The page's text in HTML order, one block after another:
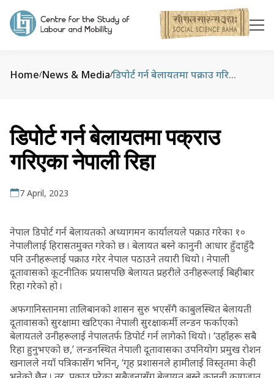
Home/News & Media/ डिपोर्ट गर्न बेलायतमा पक्राउ गरिएका नेपाली रिहा
डिपोर्ट गर्न बेलायतमा पक्राउ
गरिएका नेपाली रिहा
7 April, 2023
नेपाल डिपोर्ट गर्न बेलायतको अध्यागमन कार्यालयले पक्राउ गरेका १०
नेपालीलाई हिरासतमुक्त गरेको छ । बेलायत बस्ने कानुनी आधार हुँदाहुँदै
पनि उनीहरूलाई पक्राउ गरेर नेपाल पठाउने तयारी थियो । नेपाली
दूतावासको कूटनीतिक प्रयासपछि बेलायत प्रहरीले उनीहरूलाई बिहीबार
रिहा गरेको हो ।
अफगानिस्तानमा तालिबानको शासन सुरु भएसँगै काबुलस्थित बेलायती
दूतावासको सुरक्षामा खटिएका नेपाली सुरक्षाकर्मी लन्डन फर्काएको
बेलायतले उनीहरूलाई नेपालतर्फ डिपोर्ट गर्न लागेको थियो । ‘उहाँहरू सबै
रिहा हुनुभएको छ,’ लन्डनस्थित नेपाली दूतावासका उपनियोग प्रमुख रोशन
खनालले नयाँ पत्रिकासँग भनिन्, ‘गृह प्रशासनले हामीलाई विस्तृतमा केही